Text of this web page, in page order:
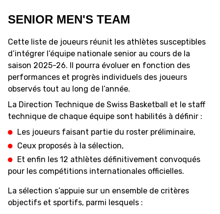
GAMES
NEWS CENTER
SWISS BASKETBALL
SWISS BASKETBALL
RESOURCE CENTER CALENDRIER SHOP
INTÉGRITÉ
SENIOR MEN'S TEAM
Cette liste de joueurs réunit les athlètes susceptibles
d’intégrer l’équipe nationale senior au cours de la
saison 2025-26. Il pourra évoluer en fonction des
performances et progrès individuels des joueurs
observés tout au long de l’année.
La Direction Technique de Swiss Basketball et le staff
technique de chaque équipe sont habilités à définir :
Les joueurs faisant partie du roster préliminaire,
Ceux proposés à la sélection,
Et enfin les 12 athlètes définitivement convoqués
pour les compétitions internationales officielles.
La sélection s’appuie sur un ensemble de critères
objectifs et sportifs, parmi lesquels :